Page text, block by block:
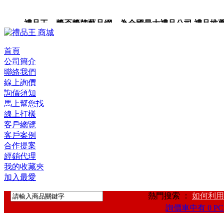
禮品王 獎盃獎牌藝品網 為全國最大禮品公司,禮品推
禮品卡,企業禮品,禮品小物,高級禮品,禮品網站。
首頁
公司簡介
聯絡我們
線上詢價
詢價須知
馬上幫您找
線上打樣
客戶總覽
客戶案例
合作提案
經銷代理
我的收藏夾
加入最愛
熱門搜索 ： 如何利
詢價車中有 0